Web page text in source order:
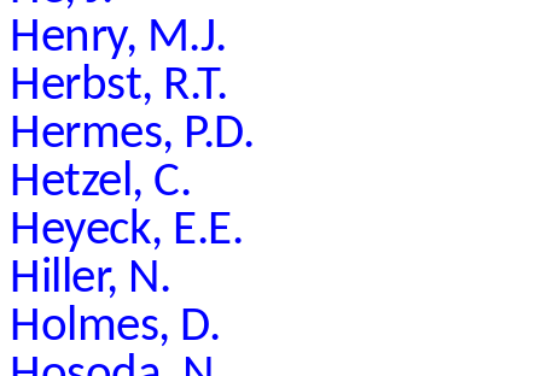
Henry, M.J.
Herbst, R.T.
Hermes, P.D.
Hetzel, C.
Heyeck, E.E.
Hiller, N.
Holmes, D.